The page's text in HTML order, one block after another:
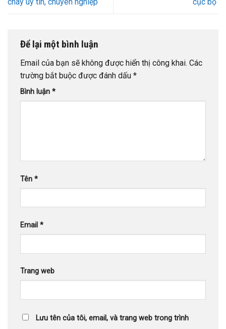
Để lại một bình luận
Email của bạn sẽ không được hiển thị công khai. Các
trường bắt buộc được đánh dấu *
Bình luận *
Tên *
Email *
Trang web
Lưu tên của tôi, email, và trang web trong trình